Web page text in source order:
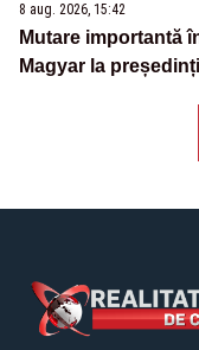
8 aug. 2026, 15:42
Mutare importantă
Magyar la